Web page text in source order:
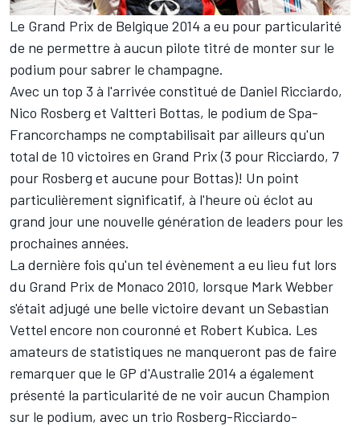
Le Grand Prix de Belgique 2014 a eu pour particularité
de ne permettre à aucun pilote titré de monter sur le
podium pour sabrer le champagne.
Avec un top 3 à l'arrivée constitué de Daniel Ricciardo,
Nico Rosberg et Valtteri Bottas, le podium de Spa-
Francorchamps ne comptabilisait par ailleurs qu'un
total de 10 victoires en Grand Prix (3 pour Ricciardo, 7
pour Rosberg et aucune pour Bottas)! Un point
particulièrement significatif, à l'heure où éclot au
grand jour une nouvelle génération de leaders pour les
prochaines années.
La dernière fois qu'un tel évènement a eu lieu fut lors
du Grand Prix de Monaco 2010, lorsque Mark Webber
s'était adjugé une belle victoire devant un Sebastian
Vettel encore non couronné et Robert Kubica. Les
amateurs de statistiques ne manqueront pas de faire
remarquer que le GP d'Australie 2014 a également
présenté la particularité de ne voir aucun Champion
sur le podium, avec un trio Rosberg-Ricciardo-